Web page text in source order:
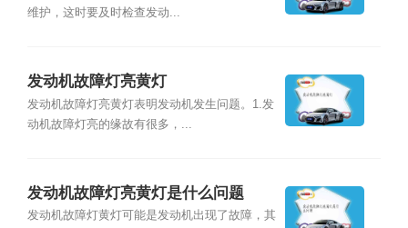
维护，这时要及时检查发动...
发动机故障灯亮黄灯
发动机故障灯亮黄灯表明发动机发生问题。1.发
动机故障灯亮的缘故有很多，...
发动机故障灯亮黄灯是什么问题
发动机故障灯黄灯可能是发动机出现了故障，其